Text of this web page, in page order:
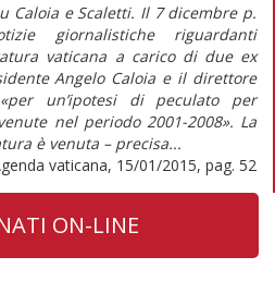
Caloia e Scaletti. Il 7 dicembre p.
giornalistiche riguardanti
vaticana a carico di due ex
Angelo Caloia e il direttore
un’ipotesi di peculato per
nel periodo 2001-2008». La
è venuta – precisa...
vaticana, 15/01/2015, pag. 52
ON-LINE